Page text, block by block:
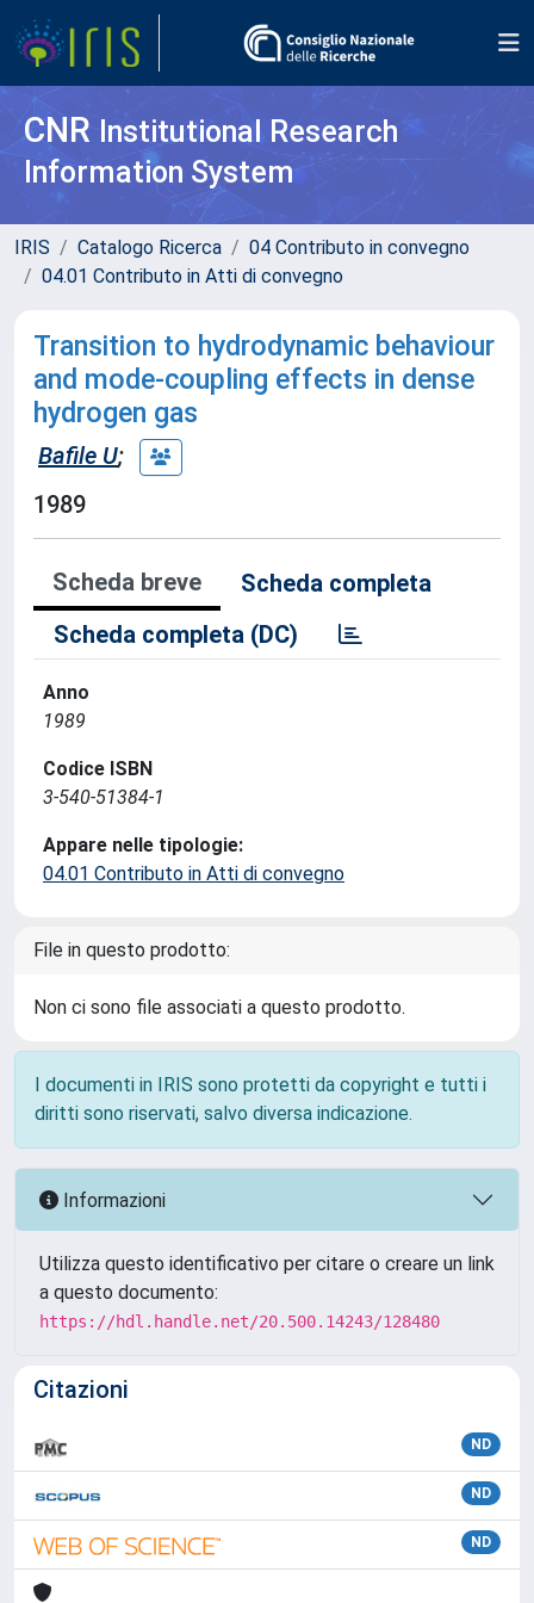
CNR Institutional Research
Information System
IRIS Catalogo Ricerca
04 Contributo in convegno
04.01 Contributo in Atti di convegno
Transition to hydrodynamic behaviour
and mode-coupling effects in dense
hydrogen gas
Bafile U;
1989
Scheda breve
Scheda completa
Scheda completa (DC)
Anno
1989
Codice ISBN
3-540-51384-1
Appare nelle tipologie:
04.01 Contributo in Atti di convegno
File in questo prodotto:
Non ci sono file associati a questo prodotto.
I documenti in IRIS sono protetti da copyright e tutti i
diritti sono riservati, salvo diversa indicazione.
Informazioni
Utilizza questo identificativo per citare o creare un link
a questo documento:
https://hdl.handle.net/20.500.14243/128480
Citazioni
ND
ND
ND